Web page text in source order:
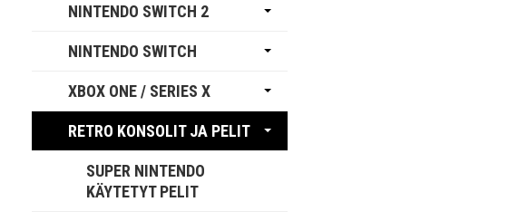
NINTENDO SWITCH 2
NINTENDO SWITCH
XBOX ONE / SERIES X
RETRO KONSOLIT JA PELIT
SUPER NINTENDO
KÄYTETYT PELIT